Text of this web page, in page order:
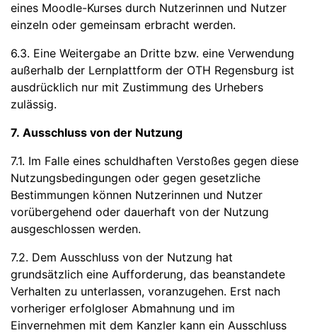
eines Moodle-Kurses durch Nutzerinnen und Nutzer
einzeln oder gemeinsam erbracht werden.
6.3. Eine Weitergabe an Dritte bzw. eine Verwendung
außerhalb der Lernplattform der OTH Regensburg ist
ausdrücklich nur mit Zustimmung des Urhebers
zulässig.
7. Ausschluss von der Nutzung
7.1. Im Falle eines schuldhaften Verstoßes gegen diese
Nutzungsbedingungen oder gegen gesetzliche
Bestimmungen können Nutzerinnen und Nutzer
vorübergehend oder dauerhaft von der Nutzung
ausgeschlossen werden.
7.2. Dem Ausschluss von der Nutzung hat
grundsätzlich eine Aufforderung, das beanstandete
Verhalten zu unterlassen, voranzugehen. Erst nach
vorheriger erfolgloser Abmahnung und im
Einvernehmen mit dem Kanzler kann ein Ausschluss